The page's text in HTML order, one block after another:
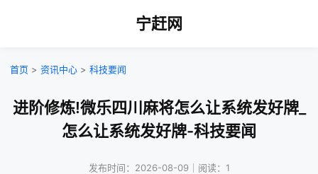
宁赶网
首页 > 资讯中心 > 科技要闻
进阶修炼!微乐四川麻将怎么让系统发好牌_
怎么让系统发好牌-科技要闻
发布时间：2026-08-09｜阅读：1